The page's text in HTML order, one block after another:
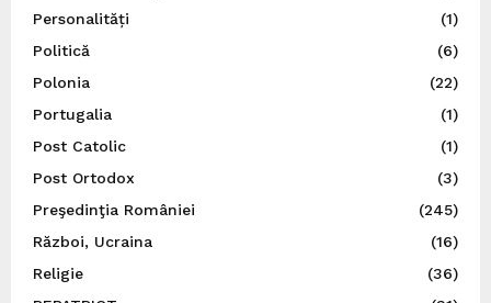
Personalități
(1)
Politică
(6)
Polonia
(22)
Portugalia
(1)
Post Catolic
(1)
Post Ortodox
(3)
Preşedinţia României
(245)
Război, Ucraina
(16)
Religie
(36)